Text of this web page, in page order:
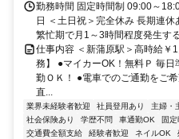
Ｐあり
勤務時間 固定時間制 09:00～
日 ＜土日祝＞完全休み 長期連
繁忙期で月1～3時間程度発生す
仕事内容 ＜新蒲原駅＞高時給￥
務】 ●マイカーOK！無料Ｐ 毎
勤ＯＫ！ ●電車でのご通勤をご
直...
業界未経験者歓迎 社員登用あり 主婦・
社会保険あり
学歴不問 車通勤OK 固定
交通費全額支給
経験者歓迎 ネイルOK